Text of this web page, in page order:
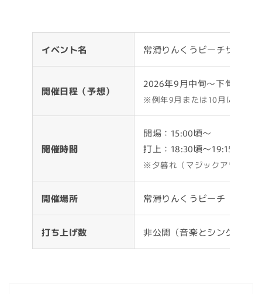
イベント名 常滑りんくうビーチサンセ
開催日程（予想）
2026年9月中旬〜下旬の土
※例年9月または10月に開催
開催時間
開場：15:00頃〜
打上：18:30頃〜19:15頃（
※夕暮れ（マジックアワー）
開催場所 常滑りんくうビーチ（愛知
打ち上げ数 非公開（音楽とシンクロす